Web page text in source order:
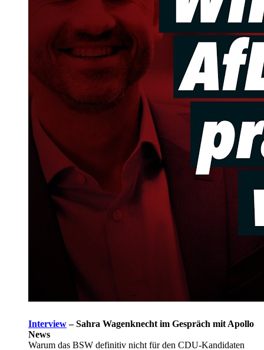
Interview– Sahra Wagenknecht im Gespräch mit Apollo
News
Warum das BSW definitiv nicht für den CDU-Kandidaten